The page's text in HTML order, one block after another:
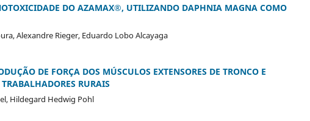
DO AZAMAX®, UTILIZANDO DAPHNIA MAGNA COMO
Alexandre Rieger, Eduardo Lobo Alcayaga
DE FORÇA DOS MÚSCULOS EXTENSORES DE TRONCO E
RURAIS
Hildegard Hedwig Pohl